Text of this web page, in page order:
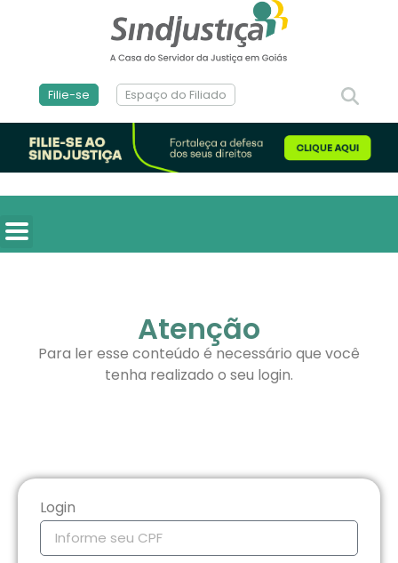
Filie-se Espaço do Filiado
Atenção
Para ler esse conteúdo é necessário que você
tenha realizado o seu login.
Login